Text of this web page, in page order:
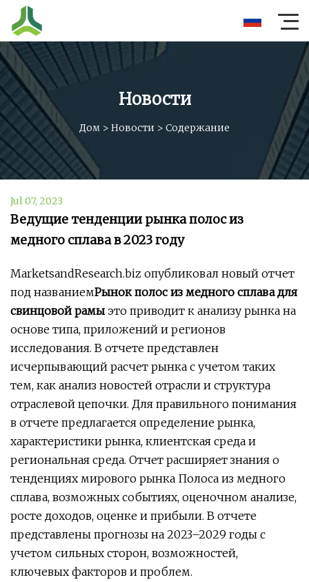
Новости
Дом > Новости > Содержание
Jul 07, 2023
Ведущие тенденции рынка полос из
медного сплава в 2023 году
MarketsandResearch.biz опубликовал новый отчет
под названиемРынок полос из медного сплава для
свинцовой рамы это приводит к анализу рынка на
основе типа, приложений и регионов
исследования. В отчете представлен
исчерпывающий расчет рынка с учетом таких
тем, как анализ новостей отрасли и структура
отраслевой цепочки. Для правильного понимания
в отчете предлагается определение рынка,
характеристики рынка, клиентская среда и
региональная среда. Отчет расширяет знания о
тенденциях мирового рынка Полоса из медного
сплава, возможных событиях, оценочном анализе,
росте доходов, оценке и прибыли. В отчете
представлены прогнозы на 2023–2029 годы с
учетом сильных сторон, возможностей,
ключевых факторов и проблем.